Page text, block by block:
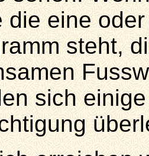
die eine
steht,
sich